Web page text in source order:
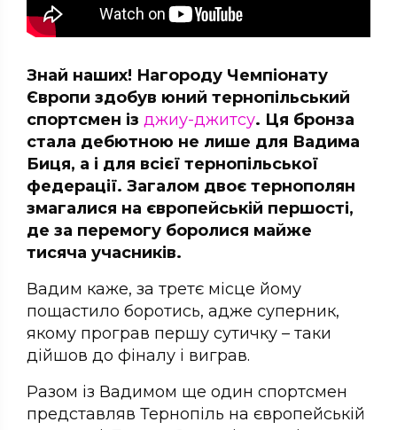
Знай наших! Нагороду Чемпіонату
Європи здобув юний тернопільський
спортсмен із джиу-джитсу. Ця бронза
стала дебютною не лише для Вадима
Биця, а і для всієї тернопільської
федерації. Загалом двоє тернополян
змагалися на європейській першості,
де за перемогу боролися майже
тисяча учасників.
Вадим каже, за третє місце йому
пощастило боротись, адже суперник,
якому програв першу сутичку – таки
дійшов до фіналу і виграв.
Разом із Вадимом ще один спортсмен
представляв Тернопіль на європейській